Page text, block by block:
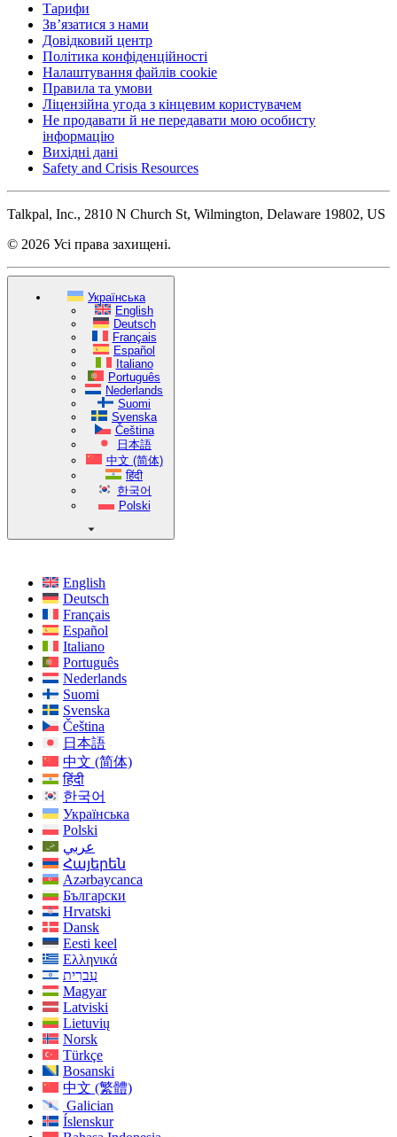
Тарифи
Зв’язатися з нами
Довідковий центр
Політика конфіденційності
Налаштування файлів cookie
Правила та умови
Ліцензійна угода з кінцевим користувачем
Не продавати й не передавати мою особисту
інформацію
Вихідні дані
Safety and Crisis Resources
Talkpal, Inc., 2810 N Church St, Wilmington, Delaware 19802, US
© 2026 Усі права захищені.
Українська
English
Deutsch
Français
Español
Italiano
Português
Nederlands
Suomi
Svenska
Čeština
日本語
中文 (简体)
हिंदी
한국어
Polski
English
Deutsch
Français
Español
Italiano
Português
Nederlands
Suomi
Svenska
Čeština
日本語
中文 (简体)
हिंदी
한국어
Українська
Polski
عربي
Հայերեն
Azərbaycanca
Български
Hrvatski
Dansk
Eesti keel
Ελληνικά
עִברִית
Magyar
Latviski
Lietuvių
Norsk
Türkçe
Bosanski
中文 (繁體)
Galician
Íslenskur